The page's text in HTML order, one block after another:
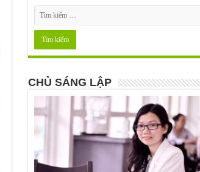
CHỦ SÁNG LẬP